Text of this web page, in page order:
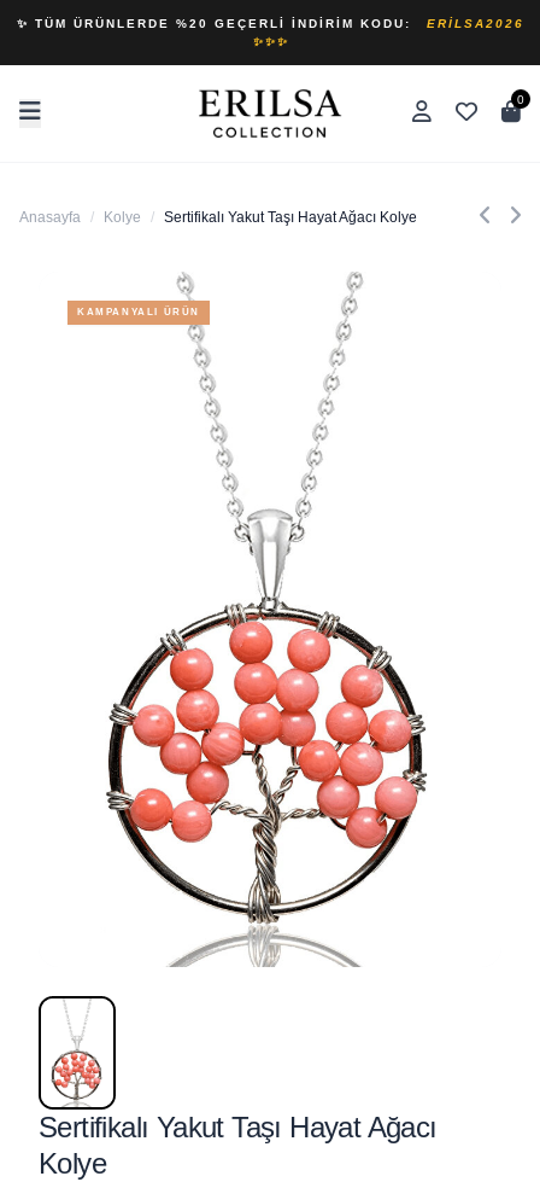
✨ TÜM ÜRÜNLERDE %20 GEÇERLI İNDIRIM KODU:
ERILSA2026
✨✨✨
0
Anasayfa / Kolye / Sertifikalı Yakut Taşı Hayat Ağacı Kolye
KAMPANYALI ÜRÜN
Sertifikalı Yakut Taşı Hayat Ağacı
Kolye